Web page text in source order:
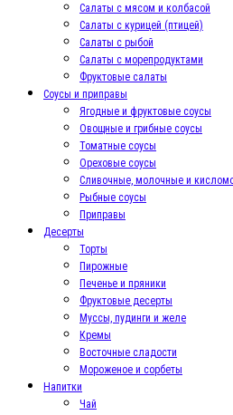
Салаты с мясом и колбасой
Салаты с курицей (птицей)
Салаты с рыбой
Салаты с морепродуктами
Фруктовые салаты
Соусы и приправы
Ягодные и фруктовые соусы
Овощные и грибные соусы
Томатные соусы
Ореховые соусы
Сливочные, молочные и
Рыбные соусы
Приправы
Десерты
Торты
Пирожные
Печенье и пряники
Фруктовые десерты
Муссы, пудинги и желе
Кремы
Восточные сладости
Мороженое и сорбеты
Напитки
Чай